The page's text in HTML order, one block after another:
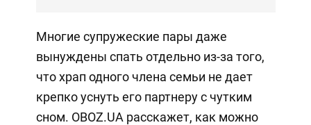
Многие супружеские пары даже
вынуждены спать отдельно из-за того,
что храп одного члена семьи не дает
крепко уснуть его партнеру с чутким
сном. OBOZ.UA расскажет, как можно